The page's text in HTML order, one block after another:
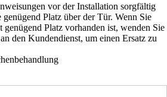
vor der Installation sorgfältig
genügend Platz über der Tür. Wenn Sie
genügend Platz vorhanden ist, wenden Sie
den Kundendienst, um einen Ersatz zu